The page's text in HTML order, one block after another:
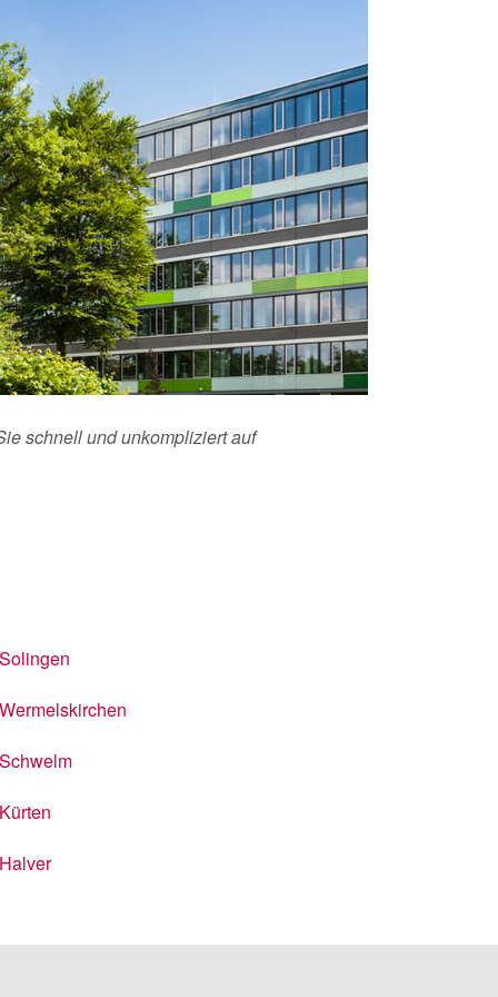
schnell und unkompliziert auf
Solingen
Wermelskirchen
Schwelm
Kürten
Halver